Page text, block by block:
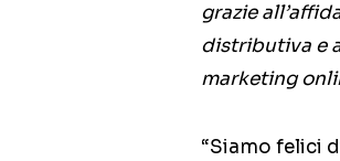
grazie
distributiva e
marketing
“Siamo felici